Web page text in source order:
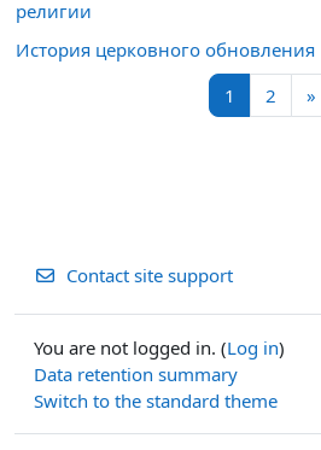
религии
История церковного обновления
1 Page 1
2 Page 2
»
Contact site support
You are not logged in. (Log in)
Data retention summary
Switch to the standard theme